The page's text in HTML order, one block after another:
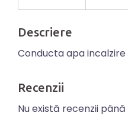
Descriere
Conducta apa incalzire
Recenzii
Nu există recenzii până